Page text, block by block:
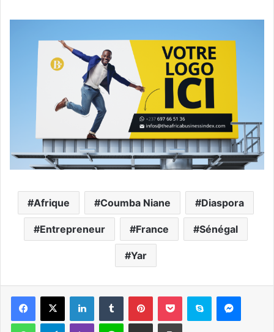
Afrique Coumba Niane Diaspora
Entrepreneur France Sénégal
Yar
Facebook
X LinkedinTumblr PinterestPocket Skype
WhatsAppTelegramViber Ligne Partager par email Imprimer